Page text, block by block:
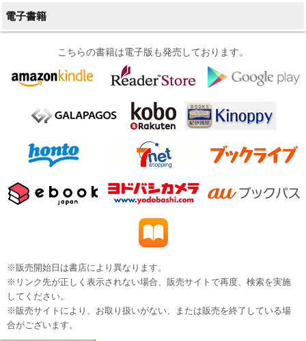
電子書籍
こちらの書籍は電子版も発売しております。
※販売開始日は書店により異なります。
※リンク先が正しく表示されない場合、販売サイトで再度、検索を実施
してください。
※販売サイトにより、お取り扱いがない、または販売を終了している場
合がございます。